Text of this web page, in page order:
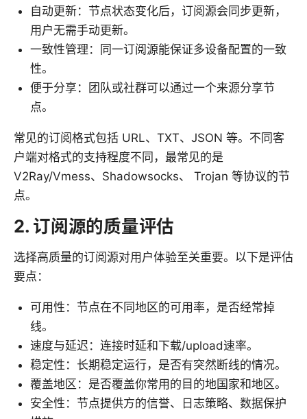
自动更新：节点状态变化后，订阅源会同步更新，
用户无需手动更新。
一致性管理：同一订阅源能保证多设备配置的一致
性。
便于分享：团队或社群可以通过一个来源分享节
点。
常见的订阅格式包括 URL、TXT、JSON 等。不同客
户端对格式的支持程度不同，最常见的是
V2Ray/Vmess、Shadowsocks、 Trojan 等协议的节
点。
2. 订阅源的质量评估
选择高质量的订阅源对用户体验至关重要。以下是评估
要点：
可用性：节点在不同地区的可用率，是否经常掉
线。
速度与延迟：连接时延和下载/upload速率。
稳定性：长期稳定运行，是否有突然断线的情况。
覆盖地区：是否覆盖你常用的目的地国家和地区。
安全性：节点提供方的信誉、日志策略、数据保护